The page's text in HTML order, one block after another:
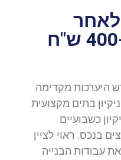
לאחר
שיפוץ החל מ-400 ש"ח
היערכות מקדימה
בתים מקצועית
כשבועיים
בנכס. ראוי לציין
עבודות הבנייה